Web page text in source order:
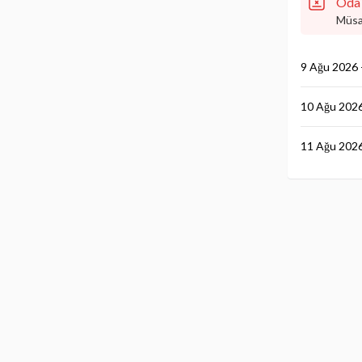
9 Ağu 2026
10 Ağu
11 Ağu